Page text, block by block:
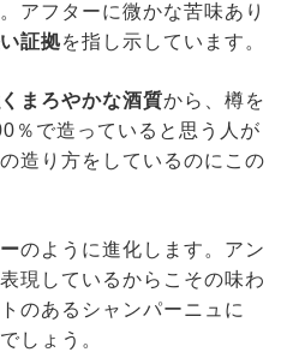
アフターに微かな苦味あり
証拠を指し示しています。
まろやかな酒質から、樽を
％で造っていると思う人が
造り方をしているのにこの
のように進化します。アン
現しているからこその味わ
のあるシャンパーニュに
しょう。